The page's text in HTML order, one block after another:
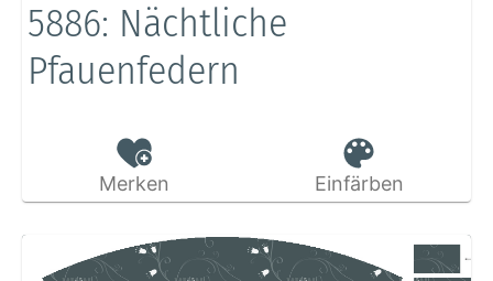
5886: Nächtliche
Pfauenfedern
Merken Einfärben